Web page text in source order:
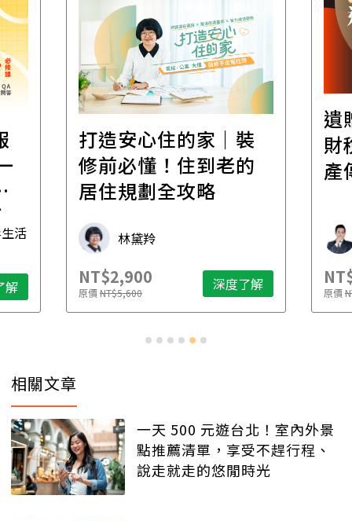
活
解
打造安心住的家｜裝
修前必懂！住到老的
居住規劃全攻略
林黛羚
NT$2,900
原價NT$5,600 深度了解
遺
財
產
原價
相關文章
一天 500 元遊台北！室內外景
點推薦清單，享受不趕行程、
說走就走的悠閒時光